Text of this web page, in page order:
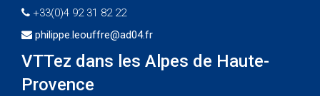
+33(0)4 92 31 82 22
philippe.leouffre@ad04.fr
VTTez dans les Alpes de Haute-
Provence